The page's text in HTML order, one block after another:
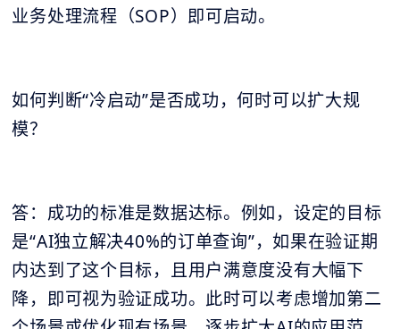
业务处理流程（SOP）即可启动。
如何判断“冷启动”是否成功，何时可以扩大规
模？
答：成功的标准是数据达标。例如，设定的目标
是“AI独立解决40%的订单查询”，如果在验证期
内达到了这个目标，且用户满意度没有大幅下
降，即可视为验证成功。此时可以考虑增加第二